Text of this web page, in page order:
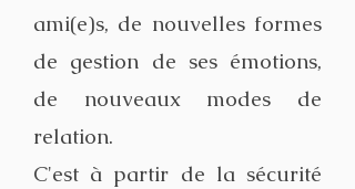
ami(e)s, de nouvelles formes
de gestion de ses émotions,
de nouveaux modes de
relation.
C'est à partir de la sécurité